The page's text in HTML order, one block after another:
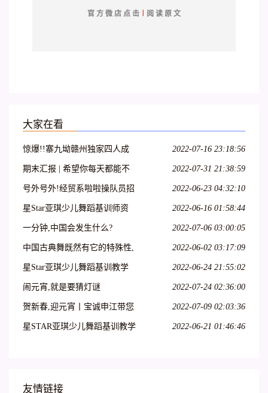
官 方 微 店 点 击 阅 读 原 文
大家在看
惊爆!!寨九坳赣州独家四人成
团天天发!!!
2022-07-16 23:18:56
期末汇报 | 希望你每天都能不
愧芳华地起舞
2022-07-31 21:38:59
号外号外!经贸系啦啦操队员招
募开始啦!
2022-06-23 04:32:10
星Star亚琪少儿舞蹈基训师资
班在吕梁爱艺开课啦!
2022-06-16 01:58:44
一分钟,中国会发生什么? 2022-07-06 03:00:05
中国古典舞既然有它的特殊性,
那么,古典舞演员就必须具备表
2022-06-02 03:17:09
星Star亚琪少儿舞蹈基训教学
法师资班第二十七期—呼和浩
2022-06-24 21:55:02
闹元宵,就是要猜灯谜 2022-07-24 02:36:00
贺新春,迎元宵丨宝诚申江带您
一起猜灯谜
2022-07-09 02:03:36
星STAR亚琪少儿舞蹈基训教学
2022-06-21 01:46:46
友情链接